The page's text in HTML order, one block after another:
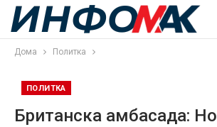
Дома Политка
ПОЛИТКА
Британска амбасада: